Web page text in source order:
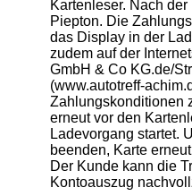
Kartenleser. Nach
Piepton. Die
das Display in der
zudem auf der
GmbH & Co KG.de/
(www.autotreff-
Zahlungskonditionen
erneut vor den
Ladevorgang startet.
beenden, Karte
Der Kunde kann die
Kontoauszug